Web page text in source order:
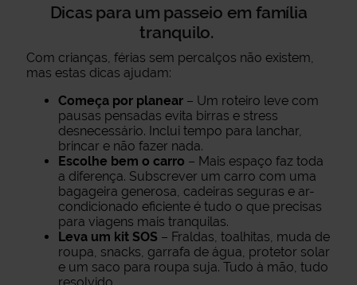
Dicas para um passeio em família
tranquilo.
Com crianças, férias sem percalços não existem,
mas estas dicas ajudam:
Começa por planear– Um roteiro leve com
pausas pensadas evita birras e stress
desnecessário. Inclui tempo para lanchar,
brincar e não fazer nada.
Escolhe bem o carro – Mais espaço faz toda
a diferença. Subscrever um carro com uma
bagageira generosa, cadeiras seguras e ar-
condicionado eficiente é tudo o que precisas
para viagens mais tranquilas.
Leva um kit SOS – Fraldas, toalhitas, muda de
roupa, snacks, garrafa de água, protetor solar
e um saco para roupa suja. Tudo à mão, tudo